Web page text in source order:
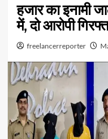
हजार का इनामी
में, दो आरोपी
freelancerreporter